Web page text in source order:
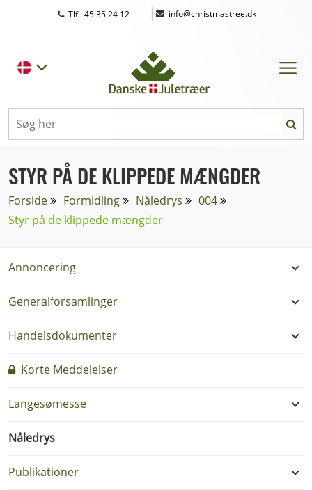
Tlf.: 45 35 24 12 | info@christmastree.dk
STYR PÅ DE KLIPPEDE MÆNGDER
Forside Formidling Nåledrys
004
Styr på de klippede mængder
Annoncering
Generalforsamlinger
Handelsdokumenter
Korte Meddelelser
Langesømesse
Nåledrys
Publikationer